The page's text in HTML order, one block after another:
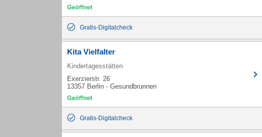
Gratis-Digitalcheck
Kita Vielfalter
Kindertagesstätten
Exerzierstr. 26
13357 Berlin - Gesundbrunnen
Gratis-Digitalcheck